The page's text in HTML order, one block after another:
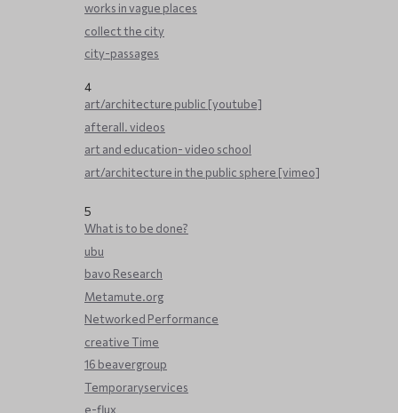
works in vague places
collect the city
city-passages
4
art/architecture public [youtube]
afterall. videos
art and education- video school
art/architecture in the public sphere [vimeo]
5
What is to be done?
ubu
bavo Research
Metamute.org
Networked Performance
creative Time
16 beavergroup
Temporaryservices
e-flux